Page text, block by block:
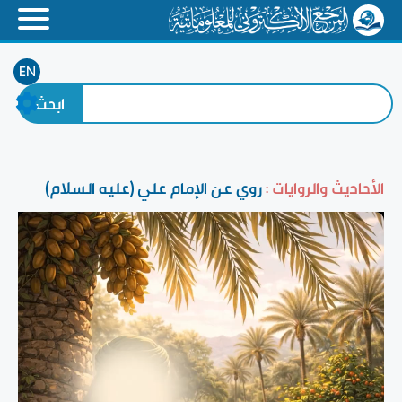
EN
الأحاديث والروايات :روي عن الإمام علي (عليه السلام)